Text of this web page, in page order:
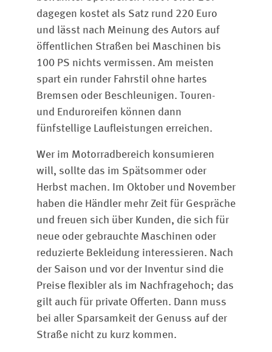
dagegen kostet als Satz rund 220 Euro
und lässt nach Meinung des Autors auf
öffentlichen Straßen bei Maschinen bis
100 PS nichts vermissen. Am meisten
spart ein runder Fahrstil ohne hartes
Bremsen oder Beschleunigen. Touren-
und Enduroreifen können dann
fünfstellige Laufleistungen erreichen.
Wer im Motorradbereich konsumieren
will, sollte das im Spätsommer oder
Herbst machen. Im Oktober und November
haben die Händler mehr Zeit für Gespräche
und freuen sich über Kunden, die sich für
neue oder gebrauchte Maschinen oder
reduzierte Bekleidung interessieren. Nach
der Saison und vor der Inventur sind die
Preise flexibler als im Nachfragehoch; das
gilt auch für private Offerten. Dann muss
bei aller Sparsamkeit der Genuss auf der
Straße nicht zu kurz kommen.